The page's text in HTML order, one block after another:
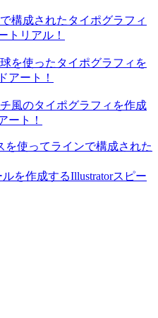
構成されたタイポグラフィ
トリアル！
を使ったタイポグラフィを
アート！
風のタイポグラフィを作成
ート！
を使ってラインで構成された
を作成するIllustratorスピー